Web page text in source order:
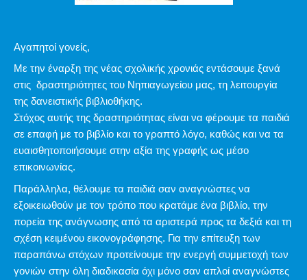
Αγαπητοί γονείς,
Με την έναρξη της νέας σχολικής χρονιάς εντάσουμε ξανά
στις δραστηριότητες του Νηπιαγωγείου μας, τη λειτουργία
της δανειστικής βιβλιοθήκης.
Στόχος αυτής της δραστηριότητας είναι να φέρουμε τα παιδιά
σε επαφή με το βιβλίο και το γραπτό λόγο, καθώς και να τα
ευαισθητοποιήσουμε στην αξία της γραφής ως μέσο
επικοινωνίας.
Παράλληλα, θέλουμε τα παιδιά σαν αναγνώστες να
εξοικειωθούν με τον τρόπο που κρατάμε ένα βιβλίο, την
πορεία της ανάγνωσης από τα αριστερά προς τα δεξιά και τη
σχέση κειμένου εικονογράφησης. Για την επίτευξη των
παραπάνω στόχων προτείνουμε την ενεργή συμμετοχή των
γονιών στην όλη διαδικασία όχι μόνο σαν απλοί αναγνώστες